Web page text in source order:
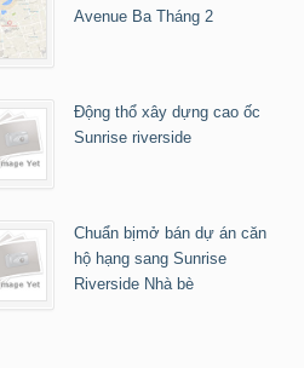
Avenue Ba Tháng 2
Động thổ xây dựng cao ốc
Sunrise riverside
Chuẩn bịmở bán dự án căn
hộ hạng sang Sunrise
Riverside Nhà bè